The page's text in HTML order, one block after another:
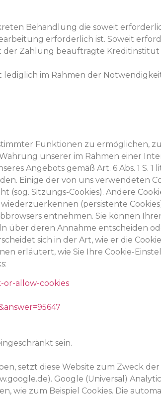
Behandlung die soweit
erforderlich ist. Soweit
Zahlung beauftragte Kreditinstitut
im Rahmen der
Funktionen zu ermöglichen,
unserer im Rahmen einer
Angebots gemäß Art. 6 Abs. 1 S. 1
Einige der von uns verwendeten
(sog. Sitzungs-Cookies). Andere
(persistente
entnehmen. Sie können
über deren Annahme entscheiden
sich in der Art, wie er die
erläutert, wie Sie Ihre Cookie-
or-allow-cookies
sein.
setzt diese Website zum Zweck
Google (Universal)
wie zum Beispiel Cookies. Die